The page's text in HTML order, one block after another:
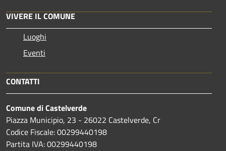
VIVERE IL COMUNE
Luoghi
Eventi
CONTATTI
Comune di Castelverde
Piazza Municipio, 23 - 26022 Castelverde, Cr
Codice Fiscale: 00299440198
Partita IVA: 00299440198